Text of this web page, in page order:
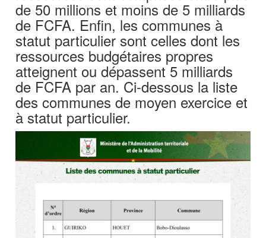
de 50 millions et moins de 5 milliards
de FCFA. Enfin, les communes à
statut particulier sont celles dont les
ressources budgétaires propres
atteignent ou dépassent 5 milliards
de FCFA par an. Ci-dessous la liste
des communes de moyen exercice et
à statut particulier.